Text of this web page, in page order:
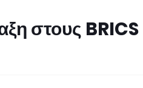
στους BRICS